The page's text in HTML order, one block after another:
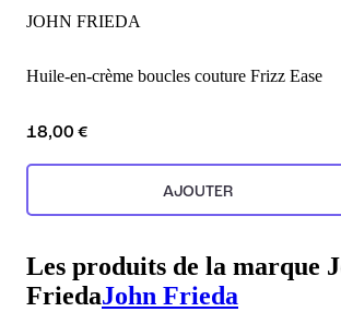
JOHN FRIEDA
Huile-en-crème boucles couture Frizz Ease
18,00 €
AJOUTER
Les produits de la marque
FriedaJohn Frieda